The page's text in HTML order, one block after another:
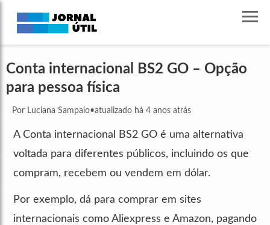
Conta internacional BS2 GO – Opção
para pessoa física
Por Luciana Sampaio•atualizado há 4 anos atrás
A Conta internacional BS2 GO é uma alternativa
voltada para diferentes públicos, incluindo os que
compram, recebem ou vendem em dólar.
Por exemplo, dá para comprar em sites
internacionais como Aliexpress e Amazon, pagando